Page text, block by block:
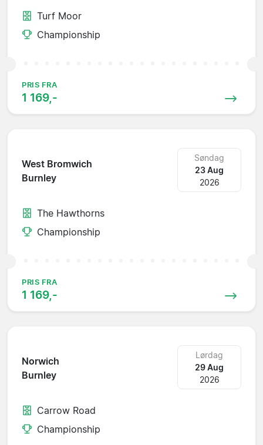
Turf Moor
Championship
PRIS FRA
1 169,-
West Bromwich
Burnley
Søndag
23 Aug
2026
The Hawthorns
Championship
PRIS FRA
1 169,-
Norwich
Burnley
Lørdag
29 Aug
2026
Carrow Road
Championship